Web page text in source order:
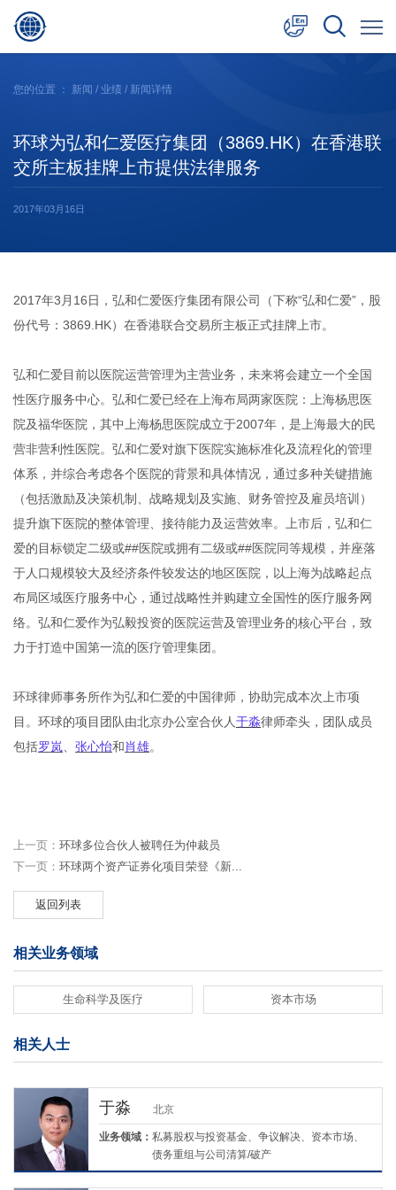
日本語
您的位置 ： 新闻 / 业绩 / 新闻详情
环球为弘和仁爱医疗集团（3869.HK）在香港联
交所主板挂牌上市提供法律服务
2017年03月16日
2017年3月16日，弘和仁爱医疗集团有限公司（下称“弘和仁爱”，股
份代号：3869.HK）在香港联合交易所主板正式挂牌上市。
弘和仁爱目前以医院运营管理为主营业务，未来将会建立一个全国
性医疗服务中心。弘和仁爱已经在上海布局两家医院：上海杨思医
院及福华医院，其中上海杨思医院成立于2007年，是上海最大的民
营非营利性医院。弘和仁爱对旗下医院实施标准化及流程化的管理
体系，并综合考虑各个医院的背景和具体情况，通过多种关键措施
（包括激励及决策机制、战略规划及实施、财务管控及雇员培训）
提升旗下医院的整体管理、接待能力及运营效率。上市后，弘和仁
爱的目标锁定二级或##医院或拥有二级或##医院同等规模，并座落
于人口规模较大及经济条件较发达的地区医院，以上海为战略起点
布局区域医疗服务中心，通过战略性并购建立全国性的医疗服务网
络。弘和仁爱作为弘毅投资的医院运营及管理业务的核心平台，致
力于打造中国第一流的医疗管理集团。
环球律师事务所作为弘和仁爱的中国律师，协助完成本次上市项
目。环球的项目团队由北京办公室合伙人于淼律师牵头，团队成员
包括罗岚 张心怡和肖雄。
上一页： 环球多位合伙人被聘任为仲裁员
下一页： 环球两个资产证券化项目荣登《新...
返回列表
相关业务领域
生命科学及医疗 资本市场
相关人士
于淼 北京
业务领域： 私募股权与投资基金、争议解决、资本市场、
债务重组与公司清算/破产